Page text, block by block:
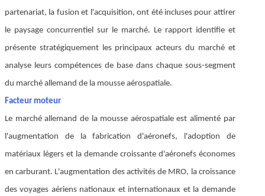
partenariat, la fusion et l'acquisition, ont été incluses pour attirer
le paysage concurrentiel sur le marché. Le rapport identifie et
présente stratégiquement les principaux acteurs du marché et
analyse leurs compétences de base dans chaque sous-segment
du marché allemand de la mousse aérospatiale.
Facteur moteur
Le marché allemand de la mousse aérospatiale est alimenté par
l'augmentation de la fabrication d'aéronefs, l'adoption de
matériaux légers et la demande croissante d'aéronefs économes
en carburant. L'augmentation des activités de MRO, la croissance
des voyages aériens nationaux et internationaux et la demande